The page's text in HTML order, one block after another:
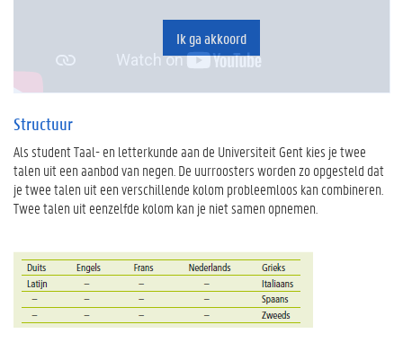
Ik ga akkoord
Structuur
Als student Taal- en letterkunde aan de Universiteit Gent kies je twee
talen uit een aanbod van negen. De uurroosters worden zo opgesteld dat
je twee talen uit een verschillende kolom probleemloos kan combineren.
Twee talen uit eenzelfde kolom kan je niet samen opnemen.